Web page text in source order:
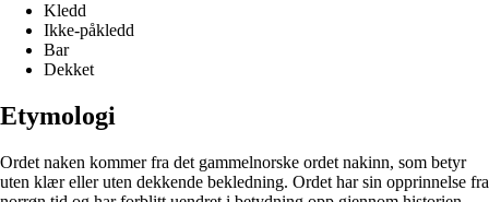
Kledd
Ikke-påkledd
Bar
Dekket
Etymologi
Ordet naken kommer fra det gammelnorske ordet nakinn, som betyr
uten klær eller uten dekkende bekledning. Ordet har sin opprinnelse fra